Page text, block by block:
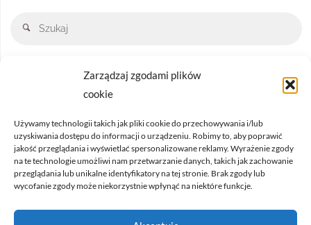
Zarządzaj zgodami plików
cookie
Używamy technologii takich jak pliki cookie do przechowywania i/lub
uzyskiwania dostępu do informacji o urządzeniu. Robimy to, aby poprawić
jakość przeglądania i wyświetlać spersonalizowane reklamy. Wyrażenie zgody
na te technologie umożliwi nam przetwarzanie danych, takich jak zachowanie
przeglądania lub unikalne identyfikatory na tej stronie. Brak zgody lub
wycofanie zgody może niekorzystnie wpłynąć na niektóre funkcje.
Regulamin sklepu|Polityka prywatności
Regulamin newslettera Klauzula Facebook